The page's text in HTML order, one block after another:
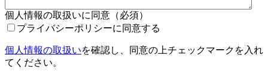
個人情報の取扱いに同意 （必須）
プライバシーポリシーに同意する
個人情報の取扱いを確認し、同意の上チェックマークを入れ
てください。